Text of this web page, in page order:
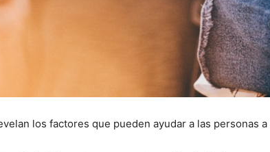
los factores que pueden ayudar a las personas